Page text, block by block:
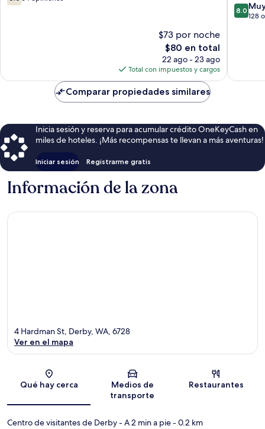
de
$73 por noche
El
precio
actual
es
de
$80
$80 en total
22 ago - 23 ago
Total con impuestos y cargos
8.0
de
8.0
128
Comparar propiedades similares
Inicia sesión y reserva para acumular crédito OneKeyCash en
miles de hoteles. ¡Más recompensas te llevan a más aventuras!
Iniciar sesión Registrarme gratis
Información de la zona
Sección del mapa
4 Hardman St, Derby, WA, 6728
Ver en el mapa
Qué hay cerca
Medios de
transporte
Restaurantes
Centro de visitantes de Derby- A 2 min a pie- 0.2 km